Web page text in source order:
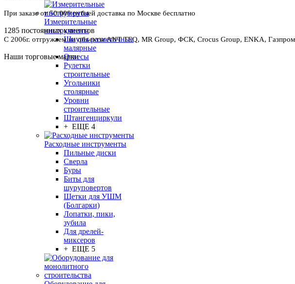
Измерительные
инструменты
Шнуры разметочные
малярные
Отвесы
Рулетки
строительные
Угольники
столярные
Уровни
строительные
Штангенциркули
+ ЕЩЕ 4
Расходные инструменты
Пильные диски
Сверла
Буры
Биты для
шуруповертов
Щетки для УШМ
(Болгарки)
Лопатки, пики,
зубила
Для дрелей-
миксеров
+ ЕЩЕ 5
При заказе от 50 000 рублей доставка по Москве бесплатно
1285 постоянных клиентов
С 2006г. отгружаем на объекты ANT TEQ, MR Group, ФСК, Crocus Group, ENKA,
Наши торговые марки